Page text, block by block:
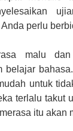
perlu
malu
belajar
untuk
terlalu takut
itu akan